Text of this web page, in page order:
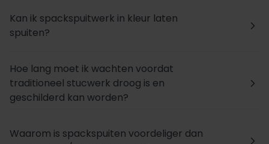
Kan ik spackspuitwerk in kleur laten
spuiten?
arrow_forward_ios
Hoe lang moet ik wachten voordat
traditioneel stucwerk droog is en
geschilderd kan worden?
arrow_forward_ios
Waarom is spackspuiten voordeliger dan
arrow_forward_ios